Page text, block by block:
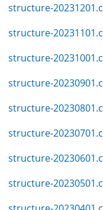
structure-
structure-
structure-
structure-
structure-
structure-
structure-
structure-